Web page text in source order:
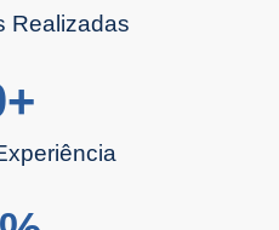
Realizadas
+